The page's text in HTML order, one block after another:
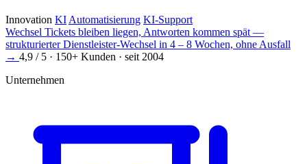
Innovation KI Automatisierung KI-Support
Wechsel Tickets bleiben liegen, Antworten kommen spät —
strukturierter Dienstleister-Wechsel in 4 – 8 Wochen, ohne Ausfall
→ 4,9 / 5 · 150+ Kunden · seit 2004
Unternehmen